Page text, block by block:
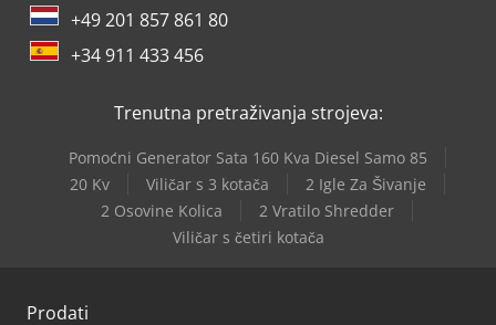
+49 201 857 861 80
+34 911 433 456
Trenutna pretraživanja strojeva:
Pomoćni Generator Sata 160 Kva Diesel Samo 85
20 Kv
Viličar s 3 kotača
2 Igle Za Šivanje
2 Osovine Kolica
2 Vratilo Shredder
Viličar s četiri kotača
Prodati